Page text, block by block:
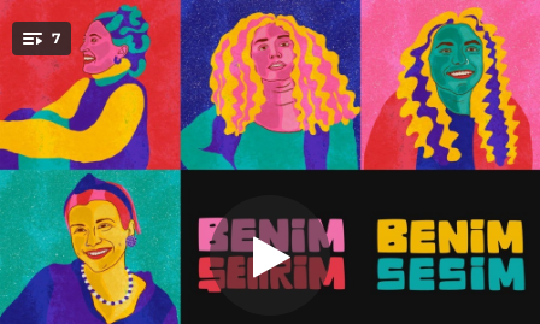
You're all set!
7 Tarî
Tarî
02:51
Sinitheia
03:36
Diyarbekir
02:40
Karataş Basmane
05:09
03:37
.